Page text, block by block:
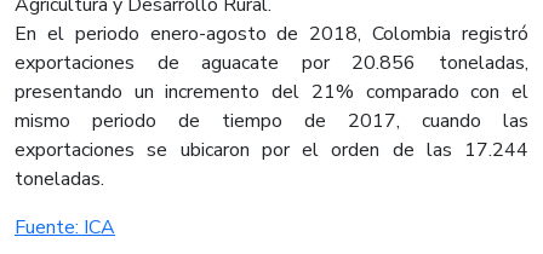
En el periodo enero-agosto de 2018, Colombia registró
exportaciones de aguacate por 20.856 toneladas,
presentando un incremento del 21% comparado con el
mismo periodo de tiempo de 2017, cuando las
exportaciones se ubicaron por el orden de las 17.244
toneladas.
Fuente: ICA​